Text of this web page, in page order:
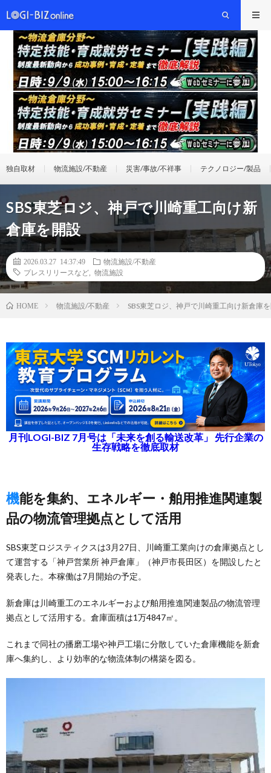
独自取材 物流施設/不動産 災害/事故/不祥事 テクノロジー/製品
SBS東芝ロジ、神戸で川崎重工向け新
倉庫を開設
2026.03.27 14:37:49
物流施設/不動産
プレスリリースなど
物流施設
HOME 物流施設/不動産 SBS東芝ロジ、神戸で川崎重工向け新倉庫
月刊LOGI-BIZ 7月号は「未来を創る輸送改革」 先行企業の
生存戦略を徹底取材
機能を集約、エネルギー・舶用推進関連製
品の物流管理拠点として活用
SBS東芝ロジスティクスは3月27日、川崎重工業向けの倉庫拠点とし
て運営する「神戸営業所 神戸倉庫」（神戸市長田区）を開設したと
発表した。本稼働は7月開始の予定。
新倉庫は川崎重工のエネルギーおよび舶用推進関連製品の物流管理
拠点として活用する。倉庫面積は1万4847㎡。
これまで同社の播磨工場や神戸工場に分散していた倉庫機能を新倉
庫へ集約し、より効率的な物流体制の構築を図る。